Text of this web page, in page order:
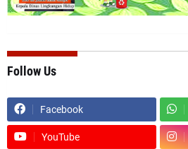
Follow Us
Facebook
YouTube